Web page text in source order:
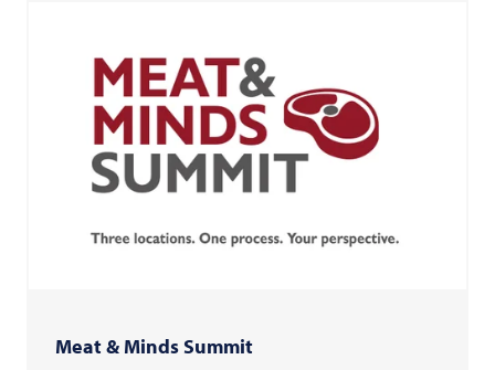
Meat & Minds Summit